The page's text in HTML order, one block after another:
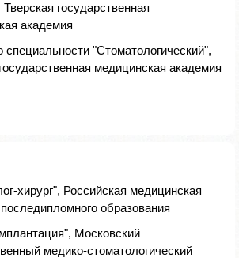
Тверская государственная
академия
"Стоматологический",
медицинская академия
хирург", Российская медицинская
образования
Московский
медико-стоматологический